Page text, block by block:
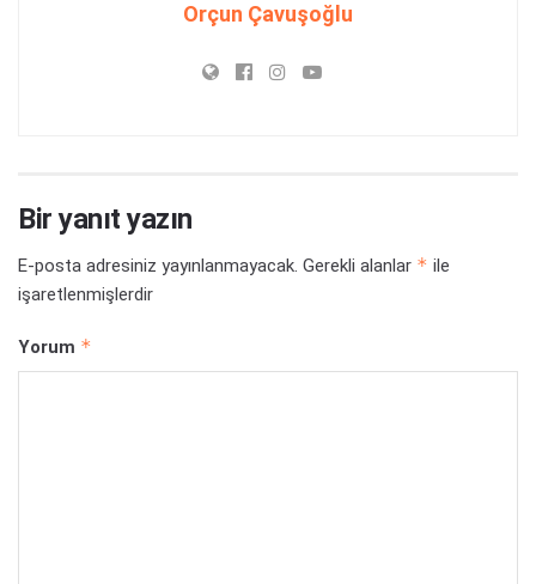
Orçun Çavuşoğlu
Bir yanıt yazın
E-posta adresiniz yayınlanmayacak. Gerekli alanlar * ile
işaretlenmişlerdir
Yorum *